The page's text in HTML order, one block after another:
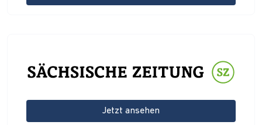
Jetzt ansehen